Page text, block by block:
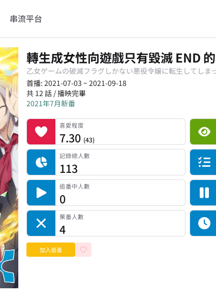
串流平台
轉生成女性向遊戲只有毀滅 END
乙女ゲームの破滅フラグしかない悪役令嬢に転生してしま
首播: 2021-07-03 ~ 2021-09-18
共 12 話 / 播映完畢
2021年7月新番
喜愛程度 喜愛程度
7.30 (43)
平台累積觀看次數
記錄總人數
記錄總人數
113
完食人數
追番中人數
追番中人數
0
一時中斷人數
棄番人數
棄番人數
4
計劃觀看人數
加入追番